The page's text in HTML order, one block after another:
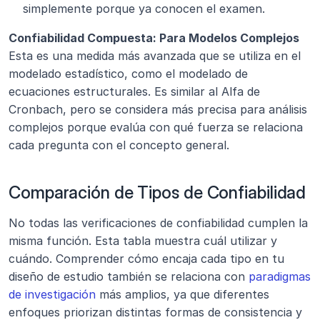
simplemente porque ya conocen el examen.
Esta es una medida más avanzada que se utiliza en el
modelado estadístico, como el modelado de
ecuaciones estructurales. Es similar al Alfa de
Cronbach, pero se considera más precisa para análisis
complejos porque evalúa con qué fuerza se relaciona
cada pregunta con el concepto general.
Comparación de Tipos de Confiabilidad
No todas las verificaciones de confiabilidad cumplen la
misma función. Esta tabla muestra cuál utilizar y
cuándo. Comprender cómo encaja cada tipo en tu
diseño de estudio también se relaciona con paradigmas
de investigación más amplios, ya que diferentes
enfoques priorizan distintas formas de consistencia y